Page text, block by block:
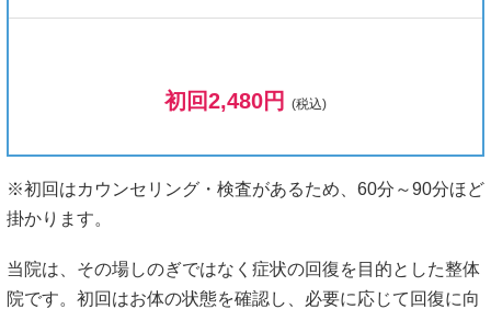
初回2,480円 (税込)
※初回はカウンセリング・検査があるため、60分～90分ほど
掛かります。
当院は、その場しのぎではなく症状の回復を目的とした整体
院です。初回はお体の状態を確認し、必要に応じて回復に向